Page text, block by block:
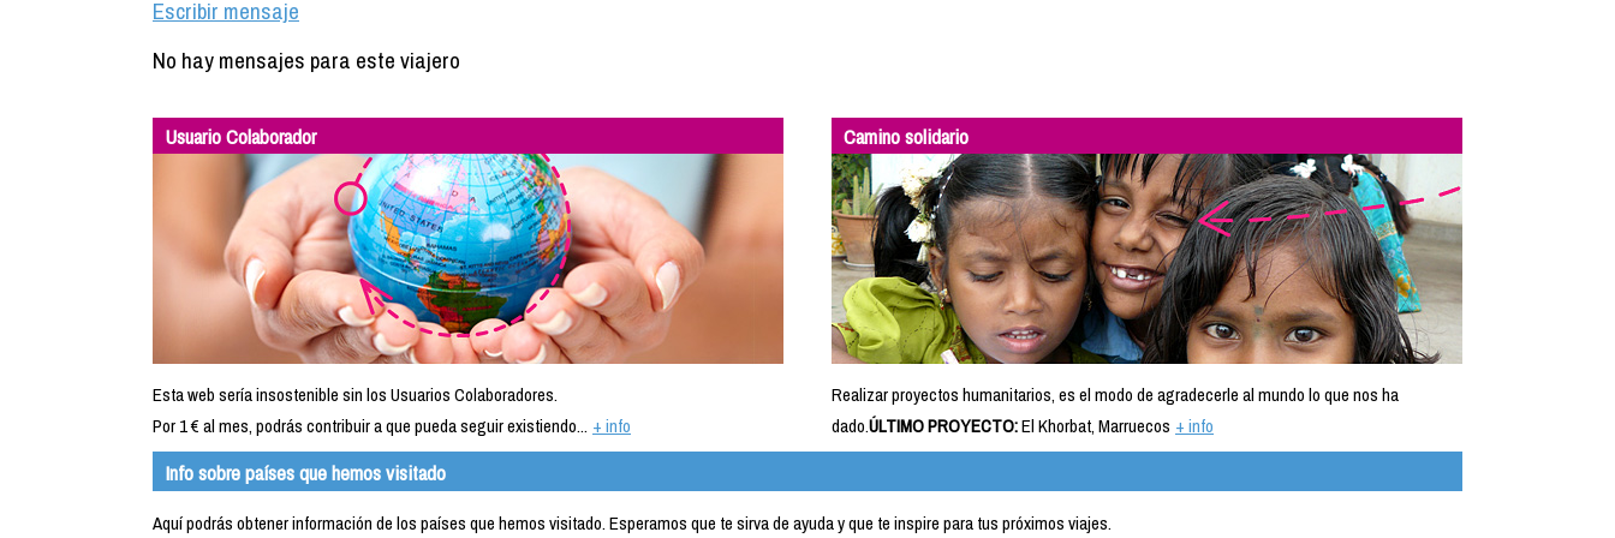
Escribir mensaje
No hay mensajes para este viajero
Usuario Colaborador
Esta web sería insostenible sin los Usuarios Colaboradores.
Por 1 € al mes, podrás contribuir a que pueda seguir existiendo... + info
Camino solidario
Realizar proyectos humanitarios, es el modo de agradecerle al mundo lo que nos ha
dado.ÚLTIMO PROYECTO:El Khorbat, Marruecos + info
Info sobre países que hemos visitado
Aquí podrás obtener información de los países que hemos visitado. Esperamos que te sirva de ayuda y que te inspire para tus próximos viajes.